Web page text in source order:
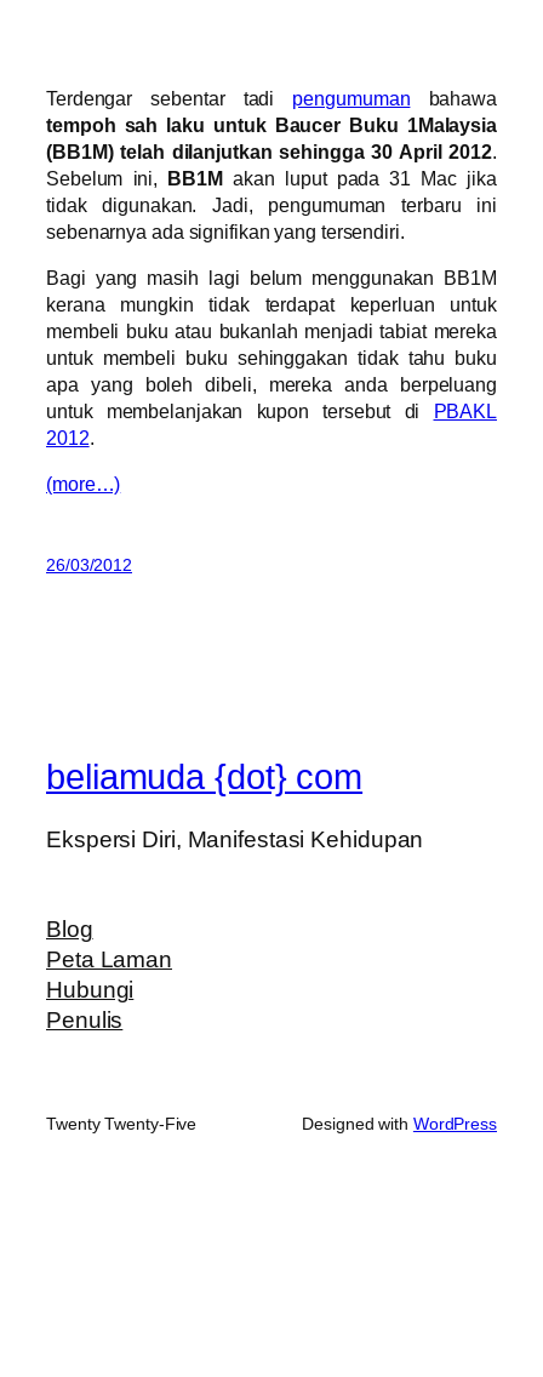
Terdengar sebentar tadi pengumuman bahawa
tempoh sah laku untuk Baucer Buku 1Malaysia
(BB1M) telah dilanjutkan sehingga 30 April 2012.
Sebelum ini, BB1Makan luput pada 31 Mac jika
tidak digunakan. Jadi, pengumuman terbaru ini
sebenarnya ada signifikan yang tersendiri.
Bagi yang masih lagi belum menggunakan BB1M
kerana mungkin tidak terdapat keperluan untuk
membeli buku atau bukanlah menjadi tabiat mereka
untuk membeli buku sehinggakan tidak tahu buku
apa yang boleh dibeli, mereka anda berpeluang
untuk membelanjakan kupon tersebut di PBAKL
2012.
(more…)
26/03/2012
beliamuda {dot} com
Ekspersi Diri, Manifestasi Kehidupan
Blog
Peta Laman
Hubungi
Penulis
Twenty Twenty-Five Designed with WordPress